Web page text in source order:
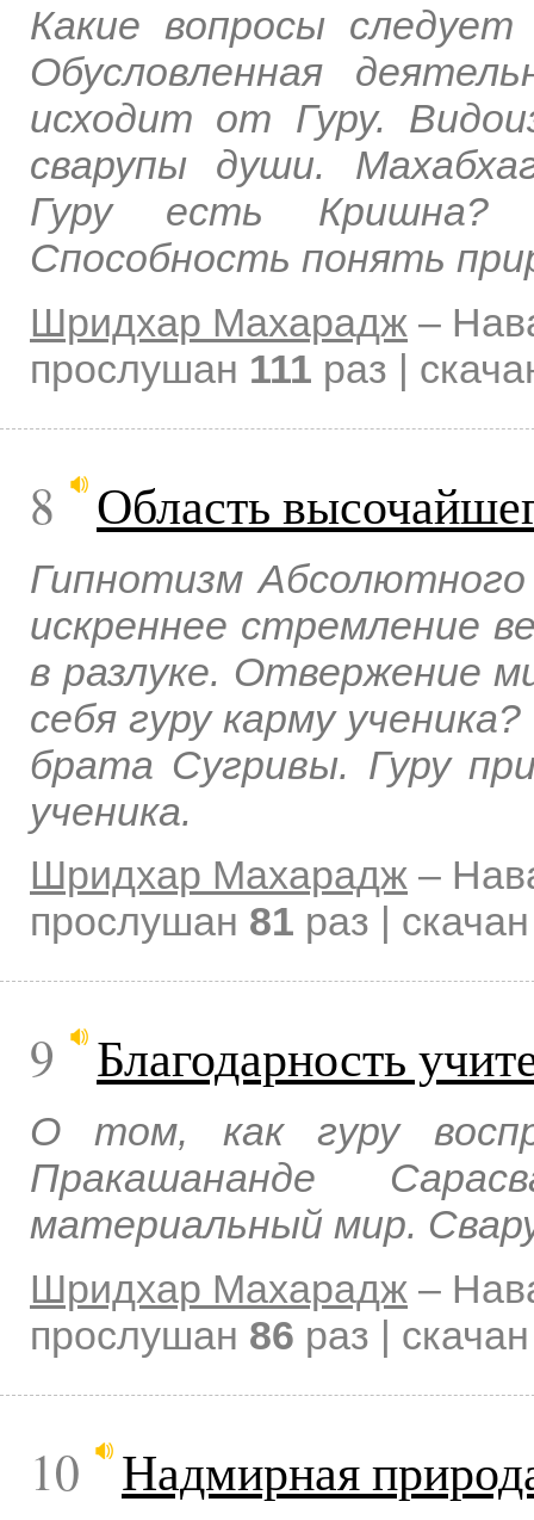
Какие вопросы
Обусловленная
исходит от Гуру.
сварупы души.
Гуру есть Кришна?
Способность понять
Шридхар Махарадж –
прослушан 111 раз |
8 Область
Гипнотизм
искреннее стремление
в разлуке. Отвержение
себя гуру карму
брата Сугривы. Гуру
ученика.
Шридхар Махарадж –
прослушан 81 раз |
9 Благодарность
О том, как гуру
Пракашананде
материальный мир.
Шридхар Махарадж –
прослушан 86 раз |
10 Надмирная